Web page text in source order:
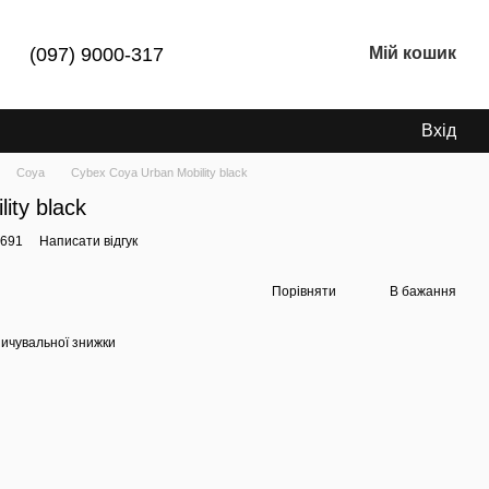
(097) 9000-317 Мій кошик
Вхід
Coya Cybex Coya Urban Mobility black
black
Написати відгук
Порівняти В бажання
знижки